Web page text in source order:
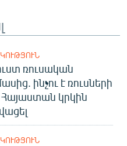
ռուսական
ինչու է ռուսների
Հայաստան կրկին